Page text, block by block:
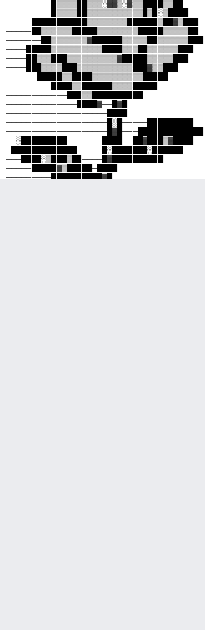
─────────█▒▒▒▒██▒▒▒░▓▓▒░▓▒▒████▒▒██
─────────█▒▒▒▒██▒▒▒▒▒▒▒▒▒▒▒█▒█░▒████
─────███████████▒▒▒▒▒▒▒▒██████▒██▓▒███
─────██▒▒▒▒▒▒█████▒▒▒▒▒▒▒▒█████▒▒▒▒▒██
───────██▒▒▒▒▒▒▒▓██████▒▒▒▒▒██▒▒▒▒▒▒███
────█████▒▒▒▒▒▒▒▒▒▒████▒▒▒██▒▒▒▒▒▒███
────██▒▒▒███▒▒▒▒▒▒▒▒▒▒▓█████▒▒▒▒▒███
────███▒▒▒▒███▒▒▒▒▒▒▒▒▒▒▒███▓▒▒███
──────█████▒▒████▒▒▒▒▒▒▒▒▒▒█████
─────────████▒▒██████▒▒▒▒█████
────────────███▒▒██████████
──────────────████▓──█▓█
────────────────────████
────────────────────█░█─────█████████
────────────────────█▓█───█████████████
──░█████████───────████──██▓███▒▓████
─█████████████─────█░███████░██████
───████░▒███▒██────█▓██████████
─────█████▓▒█████─████
─────────██████████▓█